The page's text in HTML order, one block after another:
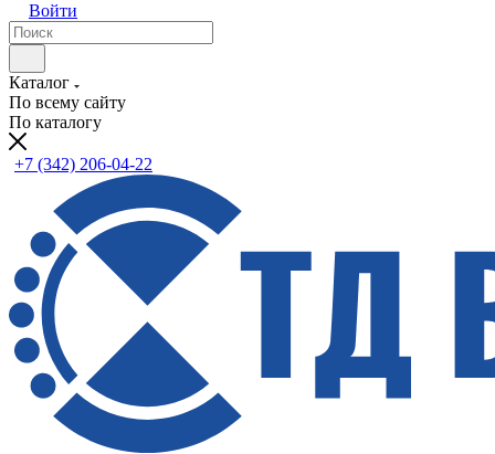
Войти
Каталог
По всему сайту
По каталогу
+7 (342) 206-04-22